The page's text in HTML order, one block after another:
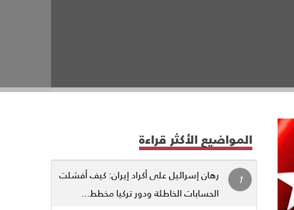
المواضيع الأكثر قراءة
رهان إسرائيل على أكراد إيران: كيف أفشلت
الحسابات الخاطئة ودور تركيا مخطط...